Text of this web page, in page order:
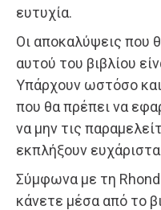
ευτυχία.
Οι αποκαλύψεις που
αυτού του βιβλίου
Υπάρχουν ωστόσο
που θα πρέπει να
να μην τις
εκπλήξουν
Σύμφωνα με τη
κάνετε μέσα από το